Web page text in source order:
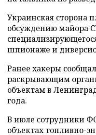
Украинская сторона
обсуждению майора
шпионаже и
Ранее хакеры
раскрывающим
объектам в
года.
В июле сотрудники
объектах топливно-